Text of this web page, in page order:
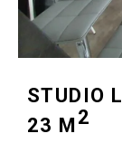
STUDIO
23 M2